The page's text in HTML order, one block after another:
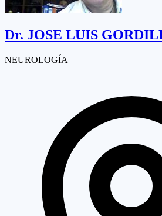
Dr. JOSE LUIS
NEUROLOGÍA